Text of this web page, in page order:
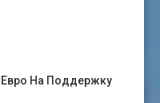
На Поддержку